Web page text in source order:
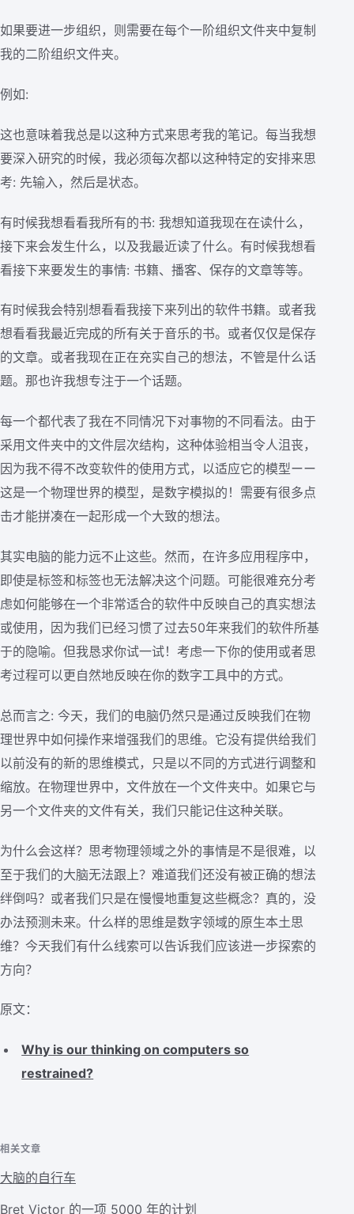
如果要进一步组织，则需要在每个一阶组织文件夹中复制
我的二阶组织文件夹。
例如:
这也意味着我总是以这种方式来思考我的笔记。每当我想
要深入研究的时候，我必须每次都以这种特定的安排来思
考: 先输入，然后是状态。
有时候我想看看我所有的书: 我想知道我现在在读什么，
接下来会发生什么，以及我最近读了什么。有时候我想看
看接下来要发生的事情: 书籍、播客、保存的文章等等。
有时候我会特别想看看我接下来列出的软件书籍。或者我
想看看我最近完成的所有关于音乐的书。或者仅仅是保存
的文章。或者我现在正在充实自己的想法，不管是什么话
题。那也许我想专注于一个话题。
每一个都代表了我在不同情况下对事物的不同看法。由于
采用文件夹中的文件层次结构，这种体验相当令人沮丧，
因为我不得不改变软件的使用方式，以适应它的模型ーー
这是一个物理世界的模型，是数字模拟的！需要有很多点
击才能拼凑在一起形成一个大致的想法。
其实电脑的能力远不止这些。然而，在许多应用程序中，
即使是标签和标签也无法解决这个问题。可能很难充分考
虑如何能够在一个非常适合的软件中反映自己的真实想法
或使用，因为我们已经习惯了过去50年来我们的软件所基
于的隐喻。但我恳求你试一试！考虑一下你的使用或者思
考过程可以更自然地反映在你的数字工具中的方式。
总而言之: 今天，我们的电脑仍然只是通过反映我们在物
理世界中如何操作来增强我们的思维。它没有提供给我们
以前没有的新的思维模式，只是以不同的方式进行调整和
缩放。在物理世界中，文件放在一个文件夹中。如果它与
另一个文件夹的文件有关，我们只能记住这种关联。
为什么会这样？思考物理领域之外的事情是不是很难，以
至于我们的大脑无法跟上？难道我们还没有被正确的想法
绊倒吗？或者我们只是在慢慢地重复这些概念？真的，没
办法预测未来。什么样的思维是数字领域的原生本土思
维？今天我们有什么线索可以告诉我们应该进一步探索的
方向？
原文：
Why is our thinking on computers so
restrained?
相关文章
大脑的自行车
Bret Victor 的一项 5000 年的计划